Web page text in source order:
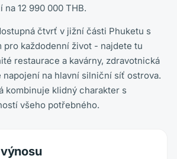
na 12 990 000 THB.
čtvrť v jižní části Phuketu s
pro každodenní život - najdete tu
restaurace a kavárny, zdravotnická
napojení na hlavní silniční síť ostrova.
kombinuje klidný charakter s
všeho potřebného.